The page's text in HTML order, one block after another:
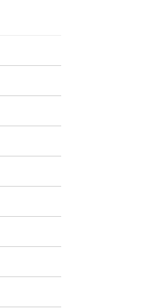
映画TOP10